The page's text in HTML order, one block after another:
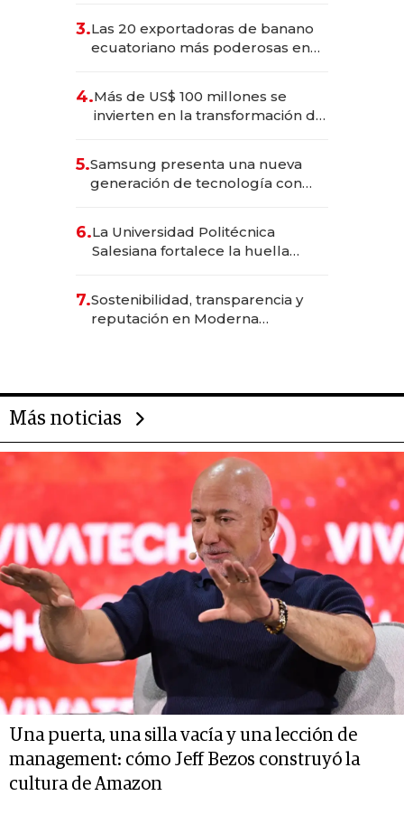
3.Las 20 exportadoras de banano
ecuatoriano más poderosas en
4.Más de US$ 100 millones se
invierten en la transformación de
5.Samsung presenta una nueva
generación de tecnología con
6.La Universidad Politécnica
Salesiana fortalece la huella
7.Sostenibilidad, transparencia y
reputación en Moderna
Más noticias
Una puerta, una silla vacía y una lección de
management: cómo Jeff Bezos construyó la
cultura de Amazon